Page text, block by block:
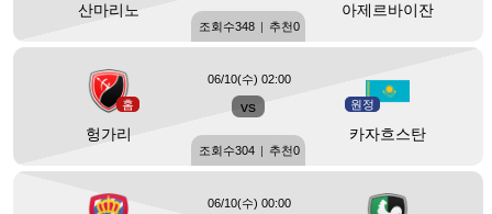
산마리노 아제르바이잔
조회수348 | 추천0
홈
헝가리
vs 원정
카자흐스탄
06/10(수) 02:00
조회수304 | 추천0
06/10(수) 00:00